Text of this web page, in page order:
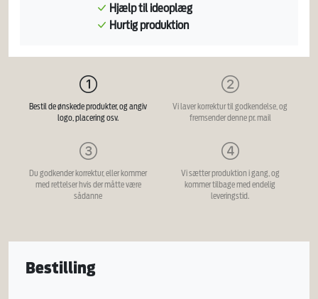
Hjælp til ideoplæg
Hurtig produktion
Bestil de ønskede produkter, og angiv
logo, placering osv.
Vi laver korrektur til godkendelse, og
fremsender denne pr. mail
Du godkender korrektur, eller kommer
med rettelser hvis der måtte være
sådanne
Vi sætter produktion i gang, og
kommer tilbage med endelig
leveringstid.
Bestilling